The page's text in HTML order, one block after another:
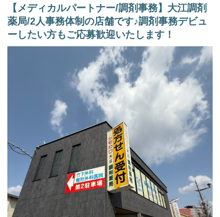
◆メディカルパートナー(事務)：1名
→派遣社員さんの代わりの採用計画です。
合志市竹迫の大型商業施設「アンビー熊本」の近くにある、調剤
薬局です。
患者様も待ち時間はアンビー熊本に寄り、買い物の帰りにお越し
いただけるような、お越しいただけやすい店舗立地となっており
ひとり事務体制になりますので、調剤事務のご経験がある方、ぜ
ひご応募お待ちしております！
【その他の補足事項】
1) 従事すべき業務の変更の範囲
2) 就業場所の変更の範囲
転勤の可能性あり（通勤可能範囲）
3)雇用期間1年（原則更新）
※正社員登用は入社3ヵ月後を予定、正社員は無期雇用（個人の能
力に依る）
【メディカルパートナー/調剤事務】大江調剤
薬局/2人事務体制の店舗です♪調剤事務デビュ
ーしたい方もご応募歓迎いたします！